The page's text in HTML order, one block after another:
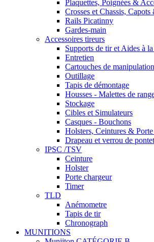
Plaquettes, Poignées &
Crosses et Chassis, Capots
Rails Picatinny
Gardes-main
Accessoires tireurs
Supports de tir et Aides à
Entretien
Cartouches de manipulation
Outillage
Tapis de démontage
Housses - Malettes de
Stockage
Cibles et Simulateurs
Casques - Bouchons
Holsters, Ceintures &
Drapeau et verrou de pontet
IPSC /TSV
Ceinture
Holster
Porte chargeur
Timer
TLD
Anémometre
Tapis de tir
Chronograph
MUNITIONS